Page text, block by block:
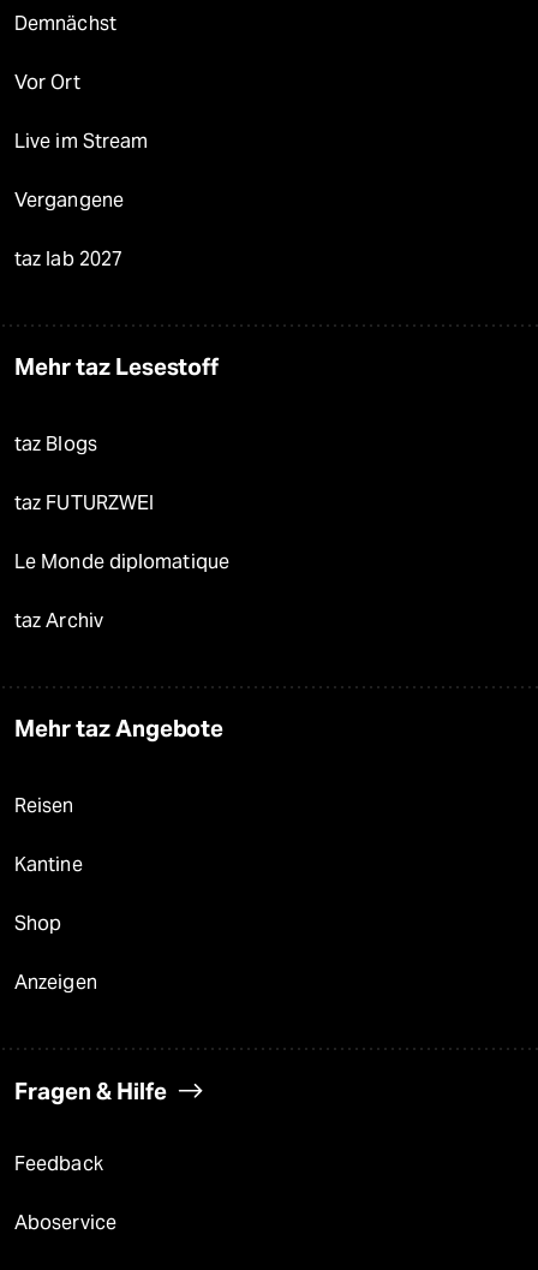
Demnächst
Vor Ort
Live im Stream
Vergangene
taz lab 2027
Mehr taz Lesestoff
taz Blogs
taz FUTURZWEI
Le Monde diplomatique
taz Archiv
Mehr taz Angebote
Reisen
Kantine
Shop
Anzeigen
Fragen & Hilfe
Feedback
Aboservice